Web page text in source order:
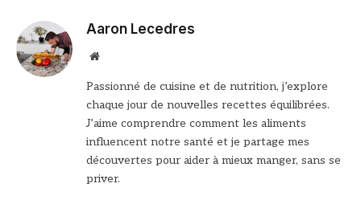
Aaron Lecedres
Site
Passionné de cuisine et de nutrition, j’explore
chaque jour de nouvelles recettes équilibrées.
J’aime comprendre comment les aliments
influencent notre santé et je partage mes
découvertes pour aider à mieux manger, sans se
priver.